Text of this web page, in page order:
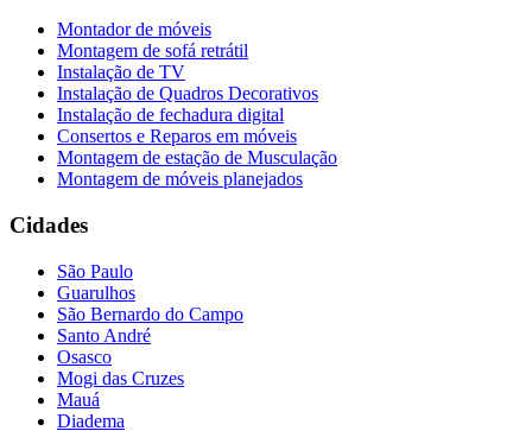
Montador de móveis
Montagem de sofá retrátil
Instalação de TV
Instalação de Quadros Decorativos
Instalação de fechadura digital
Consertos e Reparos em móveis
Montagem de estação de Musculação
Montagem de móveis planejados
Cidades
São Paulo
Guarulhos
São Bernardo do Campo
Santo André
Osasco
Mogi das Cruzes
Mauá
Diadema